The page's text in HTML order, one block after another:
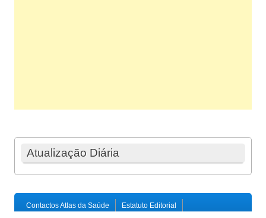
Atualização Diária
Contactos Atlas da Saúde
Estatuto Editorial